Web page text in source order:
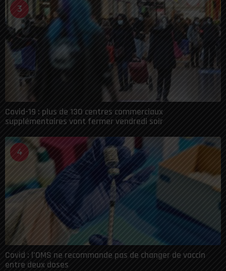
3
Covid-19 : plus de 130 centres commerciaux
supplémentaires vont fermer vendredi soir
4
Covid : l’OMS ne recommande pas de changer de vaccin
entre deux doses